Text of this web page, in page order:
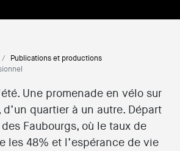
Publications et productions
Une promenade en vélo sur
quartier à un autre. Départ
Faubourgs, où le taux de
les 48% et l’espérance de vie